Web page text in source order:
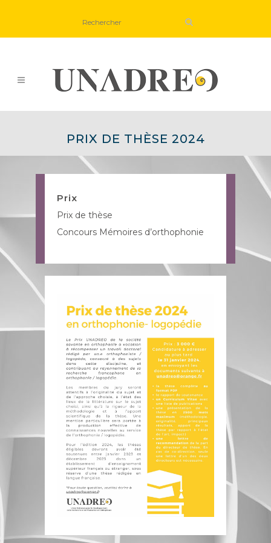
PRIX DE THÈSE 2024
Prix
Prix de thèse
Concours Mémoires d’orthophonie